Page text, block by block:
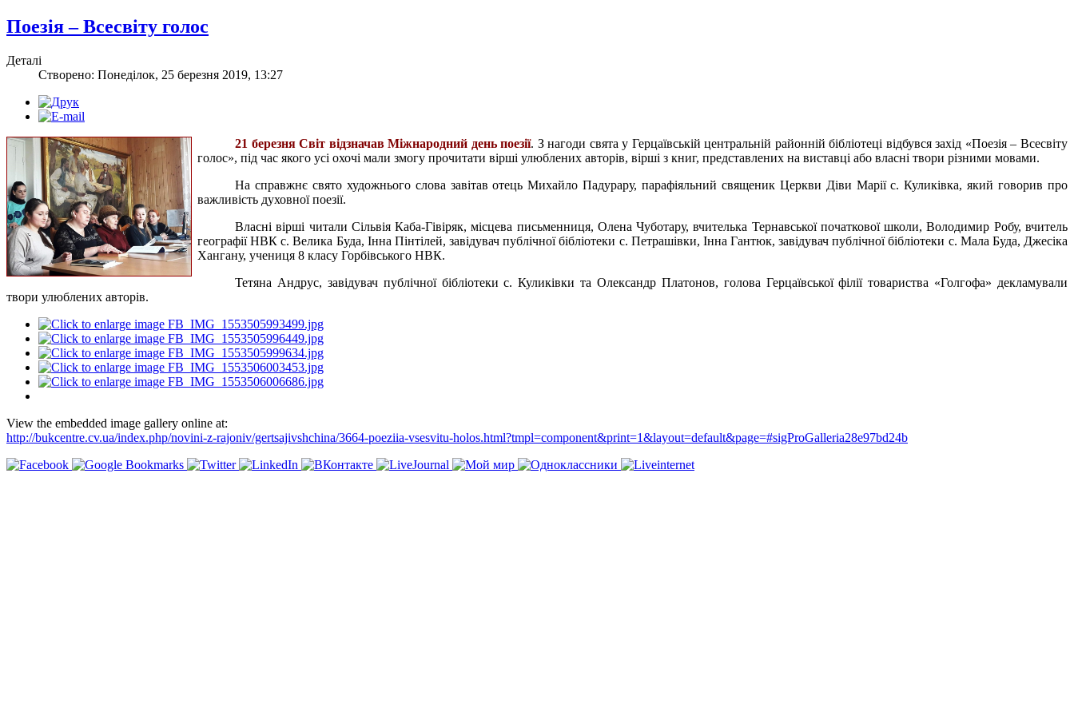
Поезія – Всесвіту голос
Деталі
Створено: Понеділок, 25 березня 2019, 13:27
21 березня Світ відзначав Міжнародний день поезії. З нагоди свята у Герцаївській центральній районній бібліотеці відбувся захід «Поезія – Всесвіту
голос», під час якого усі охочі мали змогу прочитати вірші улюблених авторів, вірші з книг, представлених на виставці або власні твори різними мовами.
На справжнє свято художнього слова завітав отець Михайло Падурару, парафіяльний священик Церкви Діви Марії с. Куликівка, який говорив про
важливість духовної поезії.
Власні вірші читали Сільвія Каба-Гівіряк, місцева письменниця, Олена Чуботару, вчителька Тернавської початкової школи, Володимир Робу, вчитель
географії НВК с. Велика Буда, Інна Пінтілей, завідувач публічної бібліотеки с. Петрашівки, Інна Гантюк, завідувач публічної бібліотеки с. Мала Буда, Джесіка
Хангану, учениця 8 класу Горбівського НВК.
Тетяна Андрус, завідувач публічної бібліотеки с. Куликівки та Олександр Платонов, голова Герцаївської філії товариства «Голгофа» декламували
твори улюблених авторів.
View the embedded image gallery online at:
http://bukcentre.cv.ua/index.php/novini-z-rajoniv/gertsajivshchina/3664-poeziia-vsesvitu-holos.html?tmpl=component&print=1&layout=default&page=#sigProGalleria28e97bd24b